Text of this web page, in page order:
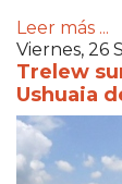
Leer más ...
Viernes, 26
Trelew
Ushuaia